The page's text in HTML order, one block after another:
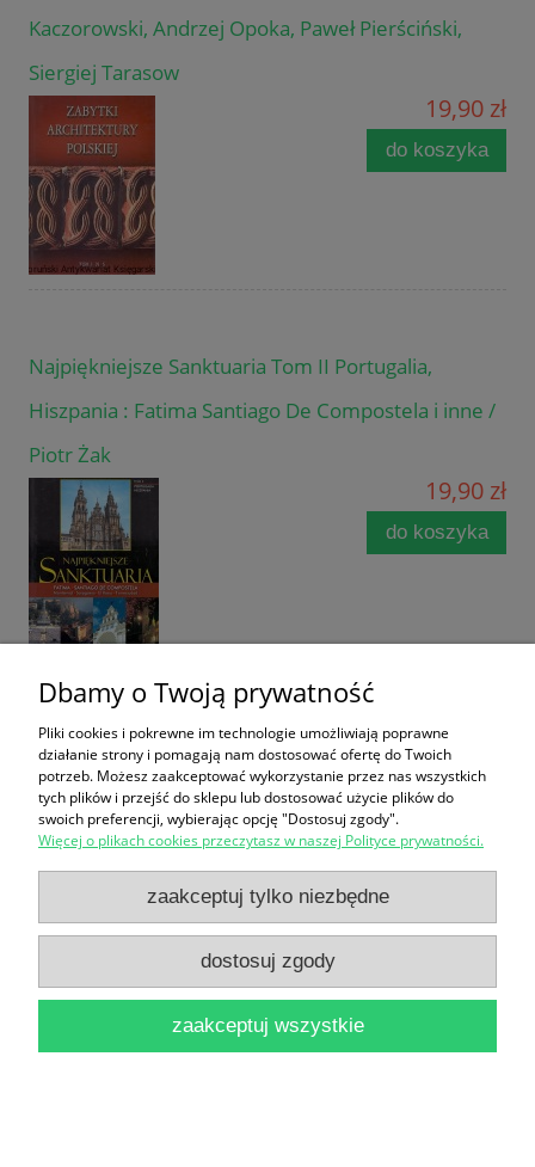
Kaczorowski, Andrzej Opoka, Paweł Pierściński,
Siergiej Tarasow
19,90 zł
do koszyka
Najpiękniejsze Sanktuaria Tom II Portugalia,
Hiszpania : Fatima Santiago De Compostela i inne /
Piotr Żak
19,90 zł
do koszyka
Najpiękniejsze Sanktuaria : Ludźmierz, Krzeptówki,
Limanowa i inne : Tom III Podhale / Grażyna Kuryłło
19,90 zł
do koszyka
Dbamy o Twoją prywatność
Pliki cookies i pokrewne im technologie umożliwiają poprawne
działanie strony i pomagają nam dostosować ofertę do Twoich
potrzeb. Możesz zaakceptować wykorzystanie przez nas wszystkich
tych plików i przejść do sklepu lub dostosować użycie plików do
swoich preferencji, wybierając opcję "Dostosuj zgody".
Więcej o plikach cookies przeczytasz w naszej Polityce prywatności.
zaakceptuj tylko niezbędne
dostosuj zgody
zaakceptuj wszystkie